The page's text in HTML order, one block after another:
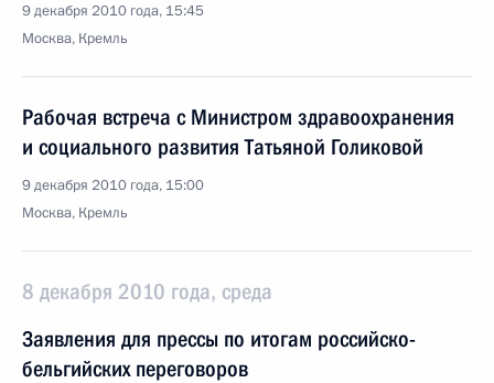
9 декабря 2010 года, 15:45
Москва, Кремль
Рабочая встреча с Министром здравоохранения
и социального развития Татьяной Голиковой
9 декабря 2010 года, 15:00
Москва, Кремль
8 декабря 2010 года, среда
Заявления для прессы по итогам российско-
бельгийских переговоров